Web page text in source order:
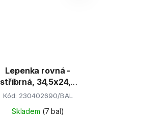
Lepenka rovná -
stříbrná, 34,5x24,5
cm (E-Welle)
Kód: 230402690/BAL
Skladem (7 bal)